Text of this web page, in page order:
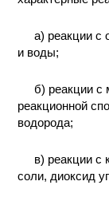
КОНТАКТЫ
а) реакции с
и воды;
б) реакции
реакционной
водорода;
в) реакции с
соли, диоксид